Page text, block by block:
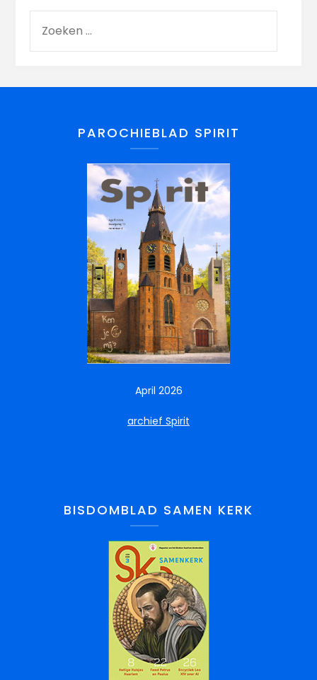
PAROCHIEBLAD SPIRIT
April 2026
archief Spirit
BISDOMBLAD SAMEN KERK